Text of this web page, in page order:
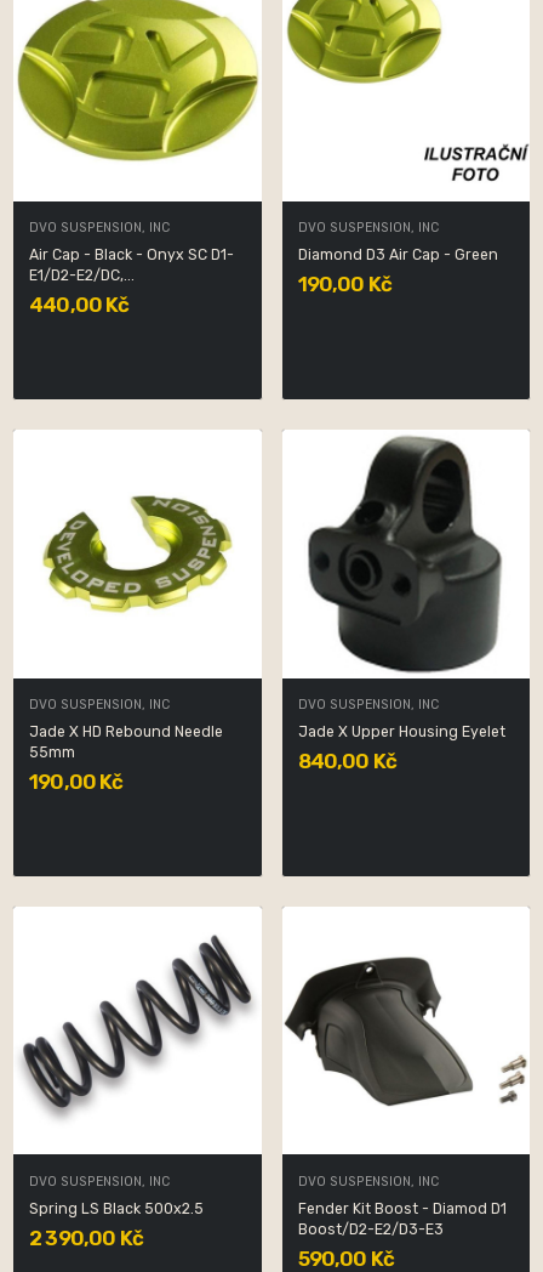
DVO SUSPENSION, INC
Air Cap - Black - Onyx SC D1-
E1/D2-E2/DC,...
440,00 Kč
DVO SUSPENSION, INC
Diamond D3 Air Cap - Green
190,00 Kč
DVO SUSPENSION, INC
Jade X HD Rebound Needle
55mm
190,00 Kč
DVO SUSPENSION, INC
Jade X Upper Housing Eyelet
840,00 Kč
DVO SUSPENSION, INC
Spring LS Black 500x2.5
2 390,00 Kč
DVO SUSPENSION, INC
Fender Kit Boost - Diamod D1
Boost/D2-E2/D3-E3
590,00 Kč